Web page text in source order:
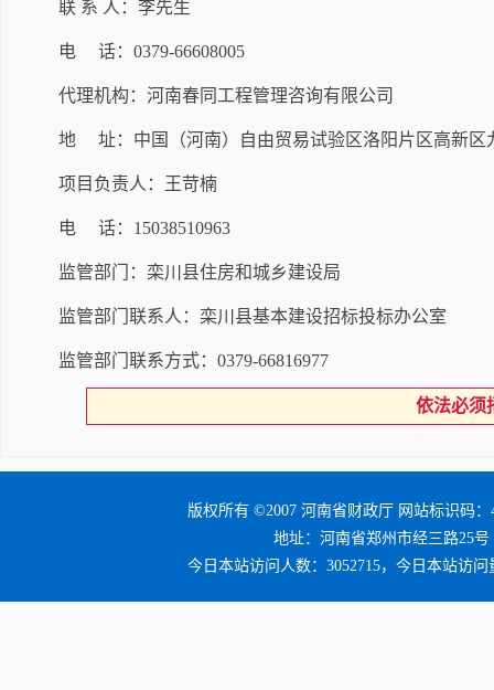
联 系 人：李先生
电 话：0379-66608005
代理机构：河南春同工程管理咨询有限公司
地 址：中国（河南）自由贸易试验区洛阳片区高新区九
项目负责人：王苛楠
电 话：15038510963
监管部门：栾川县住房和城乡建设局
监管部门联系人：栾川县基本建设招标投标办公室
监管部门联系方式：0379-66816977
依法必须
版权所有 ©2007 河南省财政厅 网站标识码：
地址：河南省郑州市经三路25号
今日本站访问人数：3052715，今日本站访问